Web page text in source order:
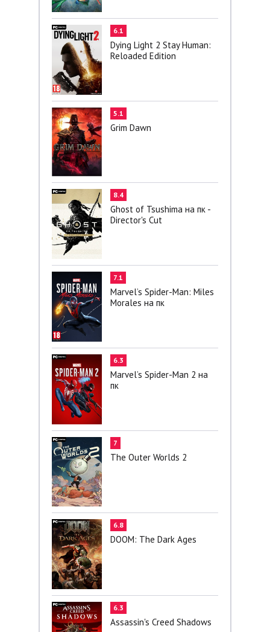
6.1
Dying Light 2 Stay Human:
Reloaded Edition
5.1
Grim Dawn
8.4
Ghost of Tsushima на пк -
Director's Cut
7.1
Marvel’s Spider-Man: Miles
Morales на пк
6.3
Marvel’s Spider-Man 2 на
пк
7
The Outer Worlds 2
6.8
DOOM: The Dark Ages
6.3
Assassin's Creed Shadows